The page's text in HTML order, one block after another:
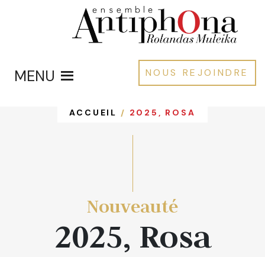
MENU NOUS REJOINDRE
ACCUEIL / 2025, ROSA
Nouveauté
2025, Rosa